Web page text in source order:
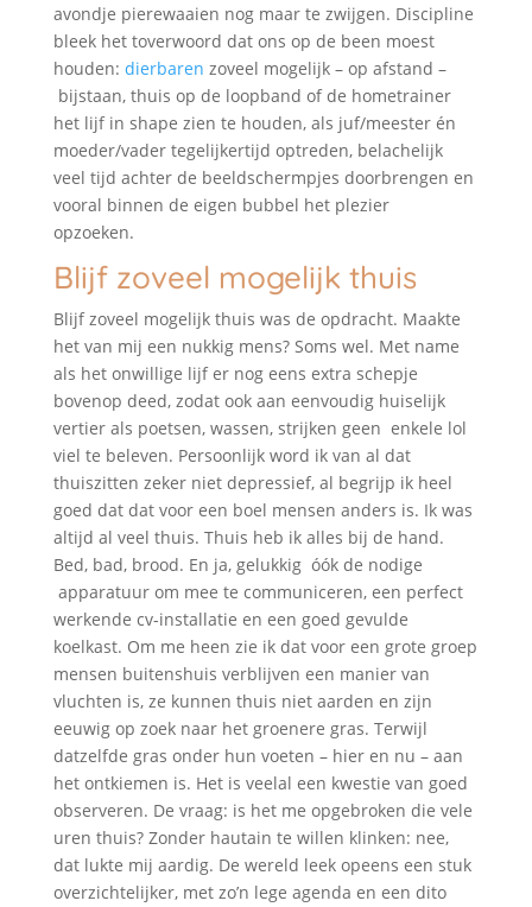
avondje pierewaaien nog maar te zwijgen. Discipline
bleek het toverwoord dat ons op de been moest
houden: dierbaren zoveel mogelijk – op afstand –
bijstaan, thuis op de loopband of de hometrainer
het lijf in shape zien te houden, als juf/meester én
moeder/vader tegelijkertijd optreden, belachelijk
veel tijd achter de beeldschermpjes doorbrengen en
vooral binnen de eigen bubbel het plezier
opzoeken.
Blijf zoveel mogelijk thuis
Blijf zoveel mogelijk thuis was de opdracht. Maakte
het van mij een nukkig mens? Soms wel. Met name
als het onwillige lijf er nog eens extra schepje
bovenop deed, zodat ook aan eenvoudig huiselijk
vertier als poetsen, wassen, strijken geen enkele lol
viel te beleven. Persoonlijk word ik van al dat
thuiszitten zeker niet depressief, al begrijp ik heel
goed dat dat voor een boel mensen anders is. Ik was
altijd al veel thuis. Thuis heb ik alles bij de hand.
Bed, bad, brood. En ja, gelukkig óók de nodige
apparatuur om mee te communiceren, een perfect
werkende cv-installatie en een goed gevulde
koelkast. Om me heen zie ik dat voor een grote groep
mensen buitenshuis verblijven een manier van
vluchten is, ze kunnen thuis niet aarden en zijn
eeuwig op zoek naar het groenere gras. Terwijl
datzelfde gras onder hun voeten – hier en nu – aan
het ontkiemen is. Het is veelal een kwestie van goed
observeren. De vraag: is het me opgebroken die vele
uren thuis? Zonder hautain te willen klinken: nee,
dat lukte mij aardig. De wereld leek opeens een stuk
overzichtelijker, met zo’n lege agenda en een dito